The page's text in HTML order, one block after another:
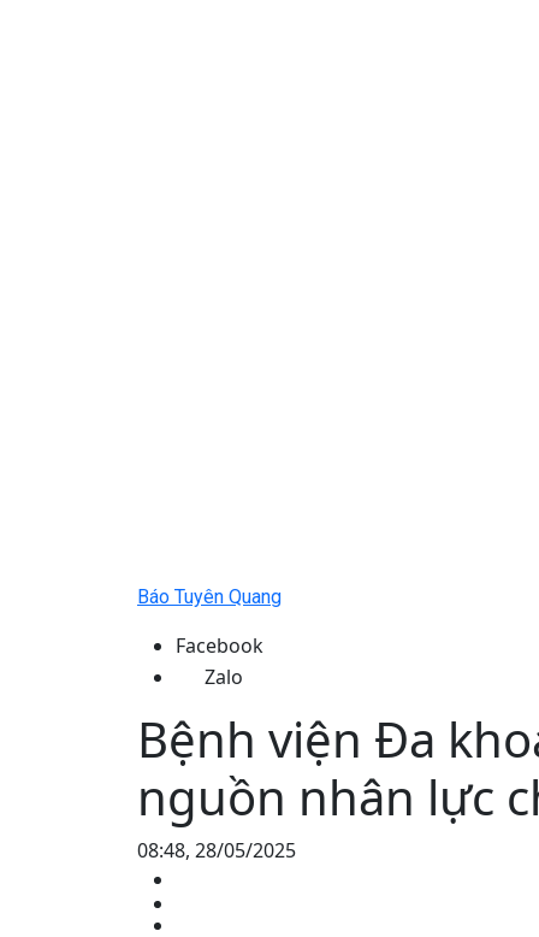
Báo Tuyên Quang
Facebook
Zalo
Bệnh viện Đa
nguồn nhân lực
08:48, 28/05/2025